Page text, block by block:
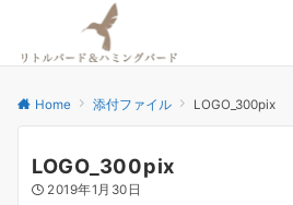
Home 添付ファイル LOGO_300pix
LOGO_300pix
2019年1月30日